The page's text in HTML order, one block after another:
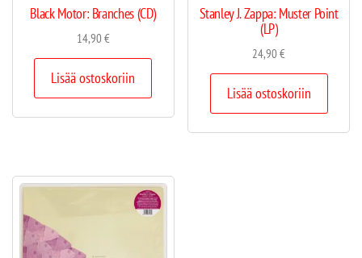
Black Motor: Branches (CD)
14,90€
Lisää ostoskoriin
Stanley J. Zappa: Muster Point
(LP)
24,90€
Lisää ostoskoriin